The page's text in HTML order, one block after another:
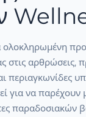
στις αρθρώσεις,
περιαγκωνίδες
για να παρέχουν
παραδοσιακών